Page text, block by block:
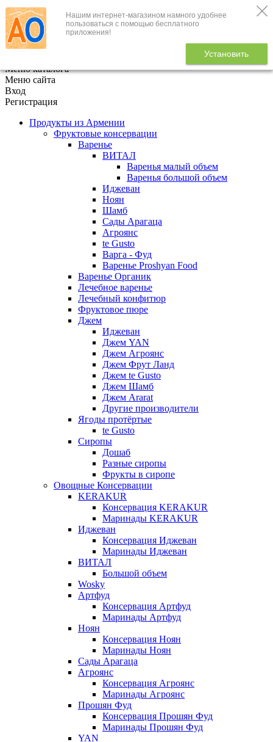
Нашим интернет-магазином намного удобнее
пользоваться с помощью бесплатного
приложения!
Установить
+7 (495) 646-888-1
В корзине
Меню каталога
Меню сайта
Вход
Регистрация
Продукты из Армении
Фруктовые консервации
Варенье
ВИТАЛ
Варенья малый объем
Варенья большой объем
Иджеван
Ноян
Шамб
Сады Арагаца
Агроянс
te Gusto
Варга - Фуд
Варенье Proshyan Food
Варенье Органик
Лечебное варенье
Лечебный конфитюр
Фруктовое пюре
Джем
Иджеван
Джем YAN
Джем Агроянс
Джем Фрут Ланд
Джем te Gusto
Джем Шамб
Джем Ararat
Другие производители
Ягоды протёртые
te Gusto
Сиропы
Дошаб
Разные сиропы
Фрукты в сиропе
Овощные Консервации
KERAKUR
Консервация KERAKUR
Маринады KERAKUR
Иджеван
Консервация Иджеван
Маринады Иджеван
ВИТАЛ
Большой объем
Wosky
Артфуд
Консервация Артфуд
Маринады Артфуд
Ноян
Консервация Ноян
Маринады Ноян
Сады Арагаца
Агроянс
Консервация Агроянс
Маринады Агроянс
Прошян Фуд
Консервация Прошян Фуд
Маринады Прошян Фуд
YAN